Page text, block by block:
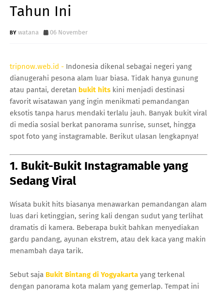
Tahun Ini
watana 06 November
tripnow.web.id - Indonesia dikenal sebagai negeri yang
dianugerahi pesona alam luar biasa. Tidak hanya gunung
atau pantai, deretan bukit hits kini menjadi destinasi
favorit wisatawan yang ingin menikmati pemandangan
eksotis tanpa harus mendaki terlalu jauh. Banyak bukit viral
di media sosial berkat panorama sunrise, sunset, hingga
spot foto yang instagramable. Berikut ulasan lengkapnya!
1. Bukit-Bukit Instagramable yang
Sedang Viral
Wisata bukit hits biasanya menawarkan pemandangan alam
luas dari ketinggian, sering kali dengan sudut yang terlihat
dramatis di kamera. Beberapa bukit bahkan menyediakan
gardu pandang, ayunan ekstrem, atau dek kaca yang makin
menambah daya tarik.
Sebut saja Bukit Bintang di Yogyakarta yang terkenal
dengan panorama kota malam yang gemerlap. Tempat ini